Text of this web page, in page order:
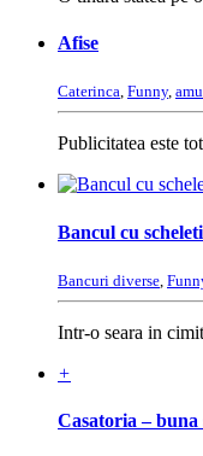
Afise
Caterinca, Funny,
Publicitatea este
Bancul cu
Bancuri diverse,
Intr-o seara in
+
Casatoria – buna